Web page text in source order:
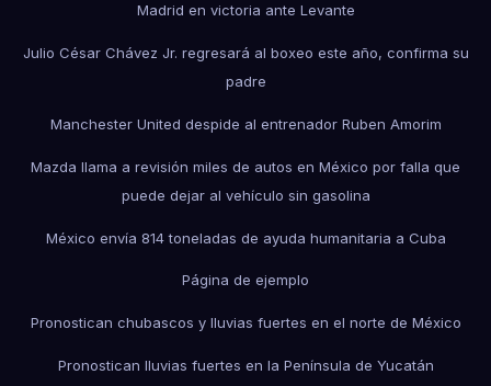
Madrid en victoria ante Levante
Julio César Chávez Jr. regresará al boxeo este año, confirma su
padre
Manchester United despide al entrenador Ruben Amorim
Mazda llama a revisión miles de autos en México por falla que
puede dejar al vehículo sin gasolina
México envía 814 toneladas de ayuda humanitaria a Cuba
Página de ejemplo
Pronostican chubascos y lluvias fuertes en el norte de México
Pronostican lluvias fuertes en la Península de Yucatán